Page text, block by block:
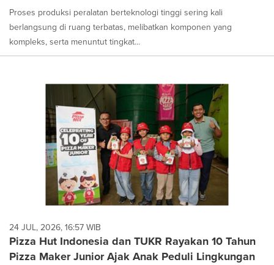
Proses produksi peralatan berteknologi tinggi sering kali
berlangsung di ruang terbatas, melibatkan komponen yang
kompleks, serta menuntut tingkat...
24 JUL, 2026, 16:57 WIB
Pizza Hut Indonesia dan TUKR Rayakan 10 Tahun
Pizza Maker Junior Ajak Anak Peduli Lingkungan